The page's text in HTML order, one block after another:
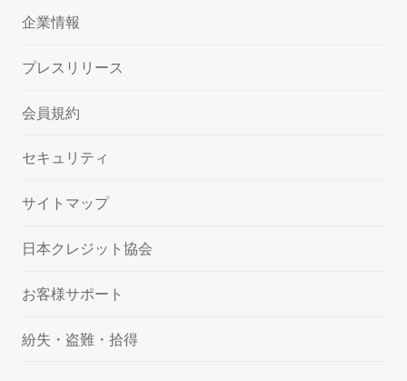
企業情報
プレスリリース
会員規約
セキュリティ
サイトマップ
日本クレジット協会
お客様サポート
紛失・盗難・拾得